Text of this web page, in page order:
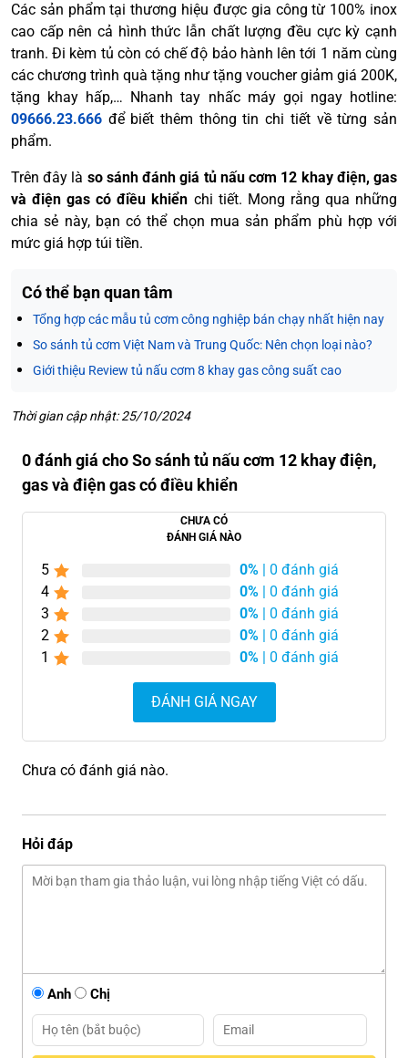
Các sản phẩm tại thương hiệu được gia công từ 100% inox
cao cấp nên cả hình thức lẫn chất lượng đều cực kỳ cạnh
tranh. Đi kèm tủ còn có chế độ bảo hành lên tới 1 năm cùng
các chương trình quà tặng như tặng voucher giảm giá 200K,
tặng khay hấp,… Nhanh tay nhấc máy gọi ngay hotline:
09666.23.666 để biết thêm thông tin chi tiết về từng sản
phẩm.
Trên đây là so sánh đánh giá tủ nấu cơm 12 khay điện, gas
và điện gas có điều khiển chi tiết. Mong rằng qua những
chia sẻ này, bạn có thể chọn mua sản phẩm phù hợp với
mức giá hợp túi tiền.
Có thể bạn quan tâm
Tổng hợp các mẫu tủ cơm công nghiệp bán chạy nhất hiện nay
So sánh tủ cơm Việt Nam và Trung Quốc: Nên chọn loại nào?
Giới thiệu Review tủ nấu cơm 8 khay gas công suất cao
Thời gian cập nhật: 25/10/2024
0 đánh giá cho So sánh tủ nấu cơm 12 khay điện,
gas và điện gas có điều khiển
CHƯA CÓ
ĐÁNH GIÁ NÀO
5 0% | 0 đánh giá
4
0% | 0 đánh giá
3
0% | 0 đánh giá
2
0% | 0 đánh giá
1
0% | 0 đánh giá
ĐÁNH GIÁ NGAY
Chưa có đánh giá nào.
Hỏi đáp
Anh Chị